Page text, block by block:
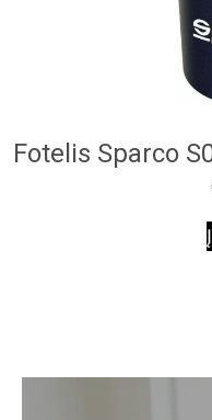
Fotelis Sparco